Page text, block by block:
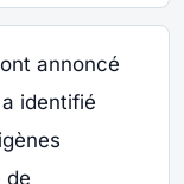
annoncé
identifié
de